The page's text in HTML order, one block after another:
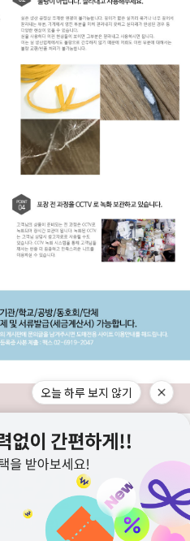
고객센터 도매전용몰 ▲TOP
오늘 하루 보지 않기